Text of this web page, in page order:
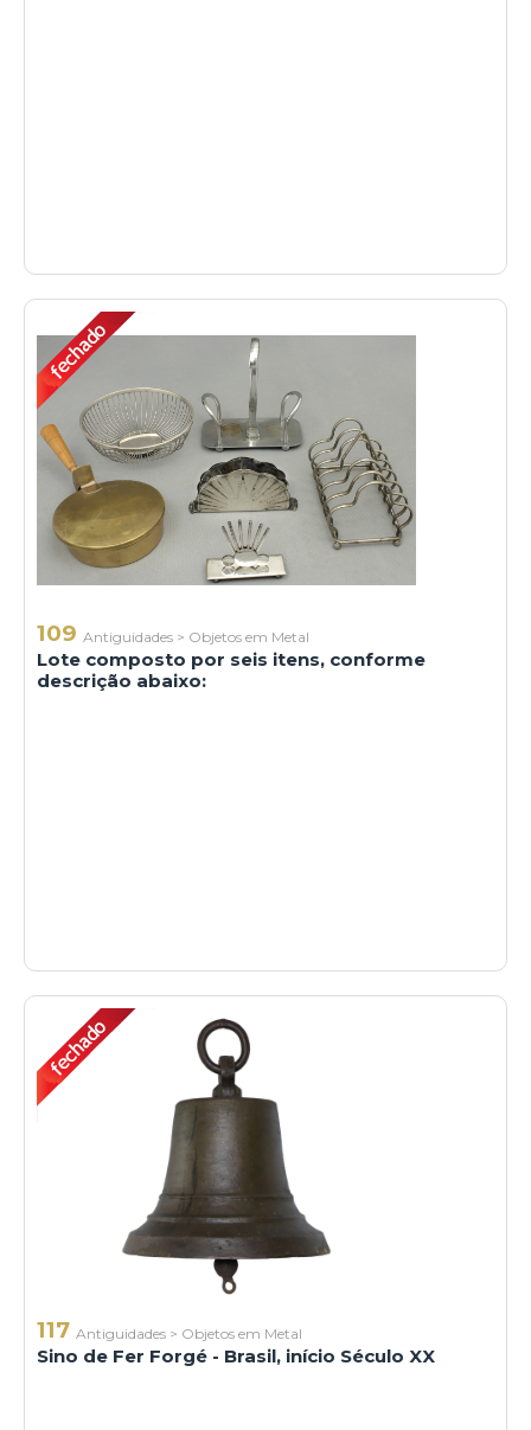
109 Antiguidades > Objetos em Metal
Lote composto por seis itens, conforme
descrição abaixo:
117 Antiguidades > Objetos em Metal
Sino de Fer Forgé - Brasil, início Século XX